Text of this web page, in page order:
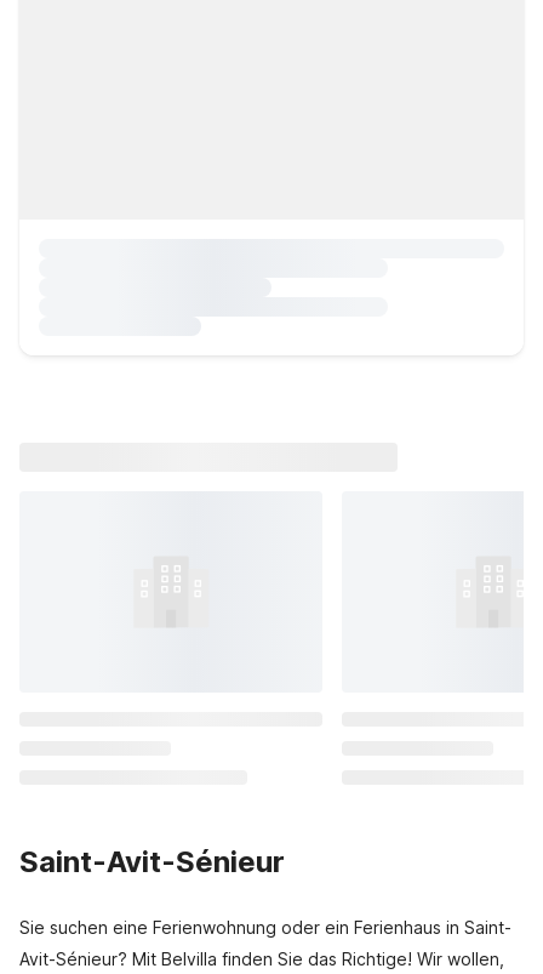
Saint-Avit-Sénieur
Sie suchen eine Ferienwohnung oder ein Ferienhaus in Saint-
Avit-Sénieur? Mit Belvilla finden Sie das Richtige! Wir wollen,